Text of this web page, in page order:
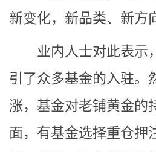
新变化，新品类、新方
业内人士对此表示
引了众多基金的入驻。
涨，基金对老铺黄金的
面，有基金选择重仓押